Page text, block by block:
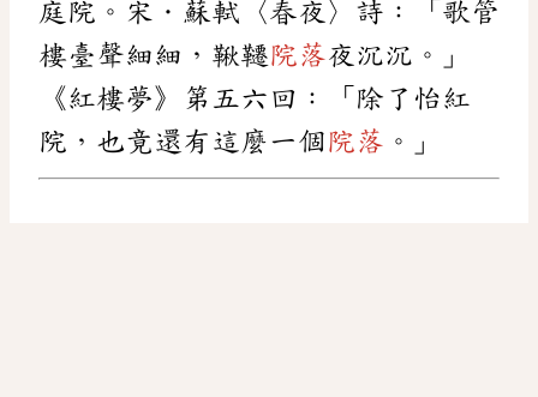
庭院。宋．蘇軾〈春夜〉詩：「歌管
樓臺聲細細，鞦韆院落夜沉沉。」
《紅樓夢》第五六回：「除了怡紅
院，也竟還有這麼一個院落 。」